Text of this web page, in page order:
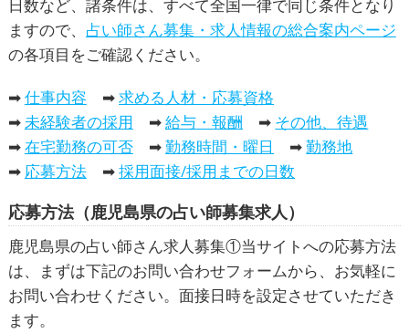
日数など、諸条件は、すべて全国一律で同じ条件となり
ますので、 占い師さん募集・求人情報の総合案内ページ
の各項目をご確認ください。
➡仕事内容 ➡求める人材・応募資格
➡未経験者の採用 ➡給与・報酬 ➡ その他、待遇
➡在宅勤務の可否 ➡勤務時間・曜日 ➡勤務地
➡ 応募方法 ➡採用面接/採用までの日数
応募方法（鹿児島県の占い師募集求人）
鹿児島県の占い師さん求人募集①当サイトへの応募方法
は、まずは下記のお問い合わせフォームから、お気軽に
お問い合わせください。面接日時を設定させていただき
ます。